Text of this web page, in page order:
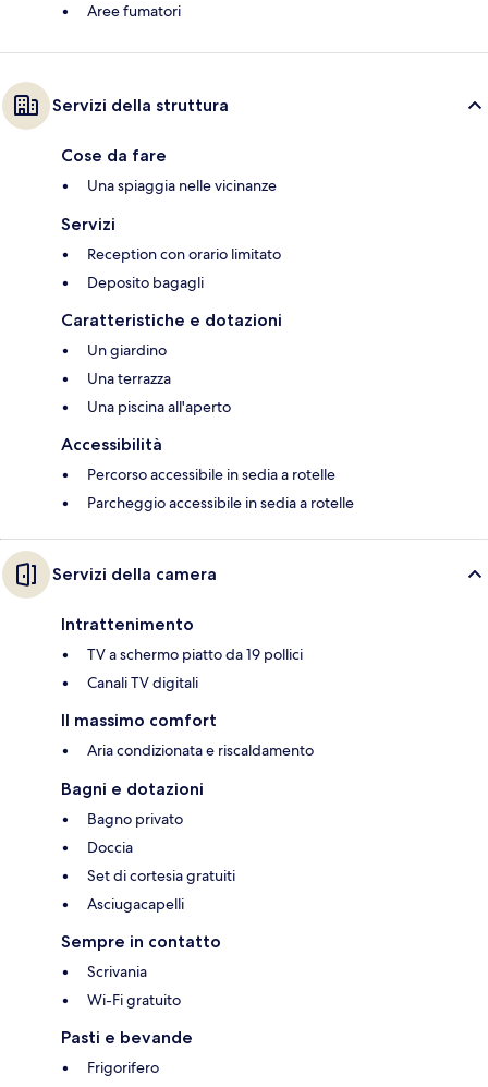
Aree fumatori
Servizi della struttura
Cose da fare
Una spiaggia nelle vicinanze
Servizi
Reception con orario limitato
Deposito bagagli
Caratteristiche e dotazioni
Un giardino
Una terrazza
Una piscina all'aperto
Accessibilità
Percorso accessibile in sedia a rotelle
Parcheggio accessibile in sedia a rotelle
Servizi della camera
Intrattenimento
TV a schermo piatto da 19 pollici
Canali TV digitali
Il massimo comfort
Aria condizionata e riscaldamento
Bagni e dotazioni
Bagno privato
Doccia
Set di cortesia gratuiti
Asciugacapelli
Sempre in contatto
Scrivania
Wi-Fi gratuito
Pasti e bevande
Frigorifero